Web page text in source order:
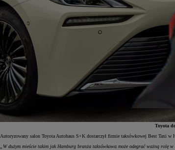
Toyota
Autoryzowany salon Toyota Autohaus S+K dostarczył firmie taksówkowej Best Taxi
„W dużym mieście takim jak Hamburg branża taksówkowa może odegrać ważną rolę